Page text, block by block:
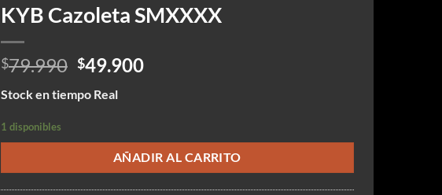
KYB Cazoleta SMXXXX
$79.990 El
original
$79.990.
$49.900El
$49.900.
Stock en tiempo Real
1 disponibles
AÑADIR AL CARRITO